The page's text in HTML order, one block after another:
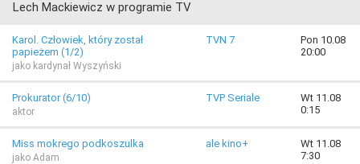
Lech Mackiewicz w programie TV
Karol. Człowiek, który został
papieżem (1/2)
jako kardynał Wyszyński
TVN 7
Pon 10.08
20:00
Prokurator (6/10)
aktor
TVP Seriale
Wt 11.08
0:15
Miss mokrego podkoszulka
jako Adam
ale kino+
Wt 11.08
7:30